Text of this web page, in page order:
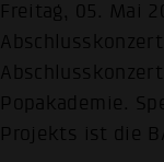
Freitag, 05. Mai
Popakademie.
Projekts ist die